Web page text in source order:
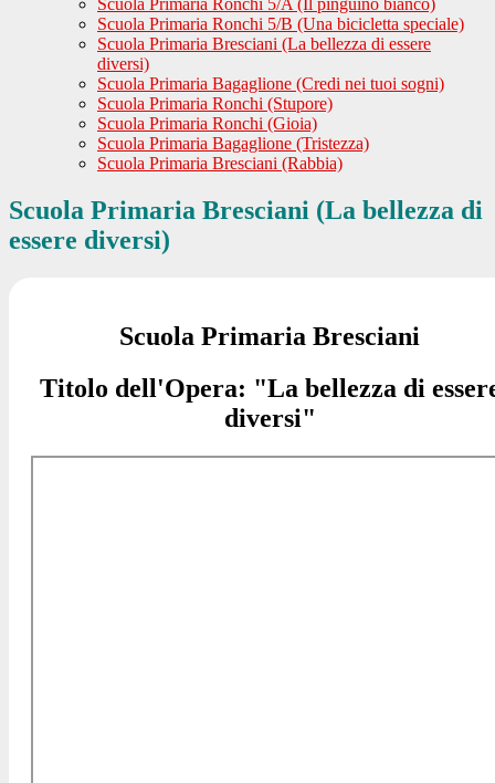
Scuola Primaria Ronchi 5/A (Il pinguino bianco)
Scuola Primaria Ronchi 5/B (Una bicicletta speciale)
Scuola Primaria Bresciani (La bellezza di essere
diversi)
Scuola Primaria Bagaglione (Credi nei tuoi sogni)
Scuola Primaria Ronchi (Stupore)
Scuola Primaria Ronchi (Gioia)
Scuola Primaria Bagaglione (Tristezza)
Scuola Primaria Bresciani (Rabbia)
Scuola Primaria Bresciani (La bellezza di
essere diversi)
Scuola Primaria Bresciani
Titolo dell'Opera: "La bellezza di
diversi"